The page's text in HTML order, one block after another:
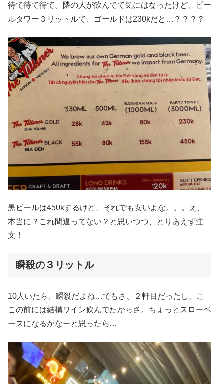
待て待て待て。隣の人が飲んでて気にはなったけど、ビー
ルタワー３リットルで、ゴールドは230kだと…？？？？
黒ビールは450kするけど、それでも安いよな。。。え、
本当に？これ間違ってない？と思いつつ、とりあえず注
文！
瞬殺の３リットル
10人いたら、瞬殺だよね…でもさ、２軒目だったし、こ
この前には結構ワイン飲んでたからさ。ちょっとスローペ
ースになるかなーと思ったら…